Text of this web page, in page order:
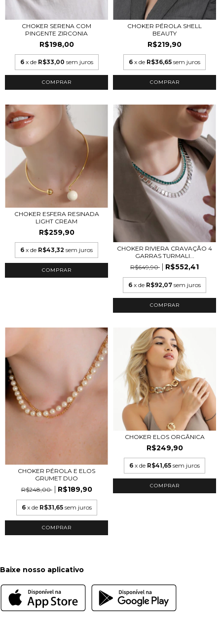
CHOKER SERENA COM
PINGENTE ZIRCONIA
R$198,00
6 x de R$33,00 sem juros
COMPRAR
CHOKER PÉROLA SHELL
BEAUTY
R$219,90
6 x de R$36,65 sem juros
CHOKER ESFERA RESINADA
LIGHT CREAM
R$259,90
6 x de R$43,32 sem juros
CHOKER RIVIERA CRAVAÇÃO 4
GARRAS TURMALI...
R$649,90
R$552,41
6 x de R$92,07 sem juros
COMPRAR
CHOKER PÉROLA E ELOS
GRUMET DUO
R$248,00
R$189,90
6 x de R$31,65 sem juros
COMPRAR
CHOKER ELOS ORGÂNICA
R$249,90
6 x de R$41,65 sem juros
Baixe nosso aplicativo